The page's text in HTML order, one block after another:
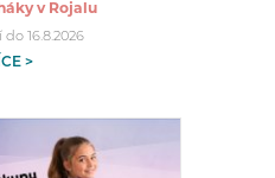
v Rojalu
16.8.2026
>